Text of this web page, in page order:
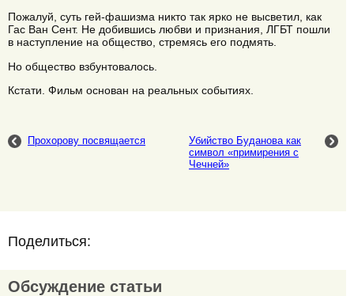
Пожалуй, суть гей-фашизма никто так ярко не высветил, как
Гас Ван Сент. Не добившись любви и признания, ЛГБТ пошли
в наступление на общество, стремясь его подмять.
Но общество взбунтовалось.
Кстати. Фильм основан на реальных событиях.
Прохорову посвящается
Убийство Буданова как
символ «примирения с
Чечней»
Поделиться:
Обсуждение статьи